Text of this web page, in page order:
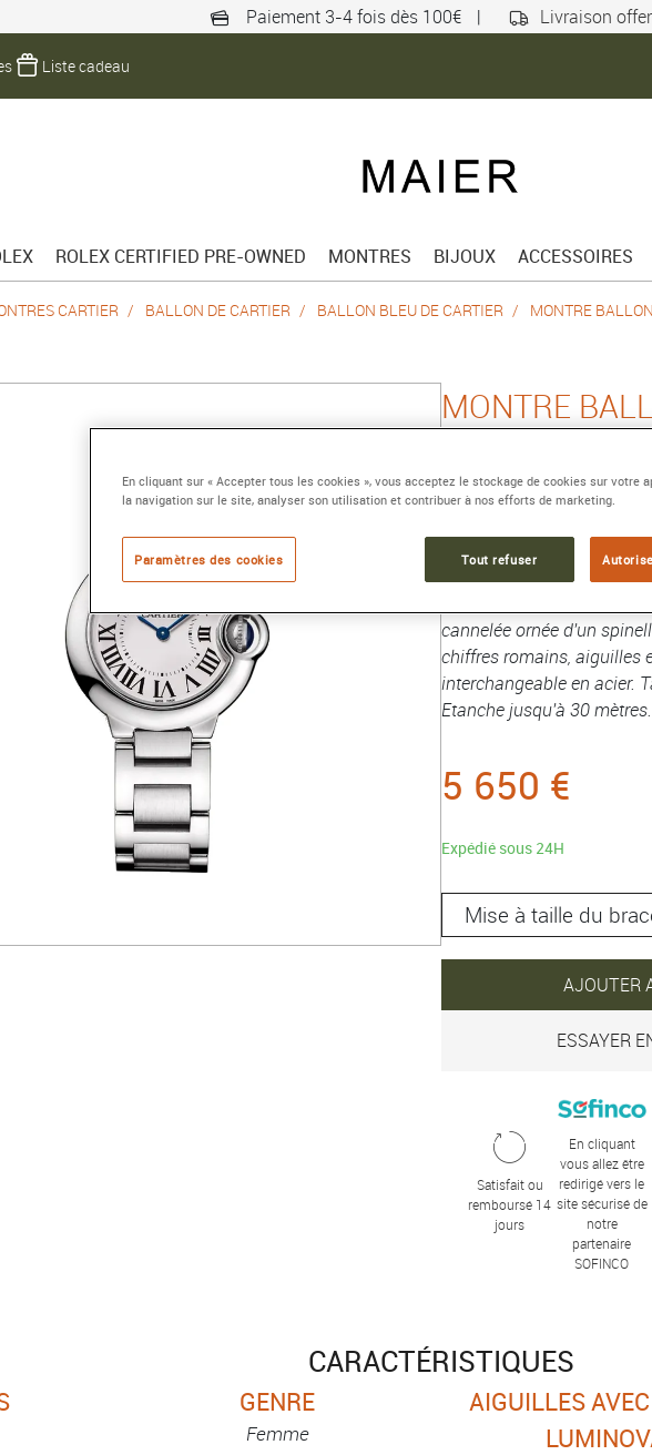
Paiement 3-4 fois dès 100€ | Livraison
Liste cadeau
ROLEX CERTIFIED PRE-OWNED MONTRES BIJOUX ACCESSOIRES
CARTIER BALLON DE CARTIER BALLON BLEU DE CARTIER MONTRE
MONTRE
Petit modèle,
Collection :Ballon Bleu de
Montre Ballon Bleu de
cannelée ornée d'un
chiffres romains, aiguilles
interchangeable en acier.
Etanche jusqu'à 30 mètres.
5 650 €
Expédié sous 24H
AJOUTER
ESSAYER
Satisfait ou
remboursé 14
jours
En cliquant
vous allez être
redirigé vers le
site sécurisé de
notre
partenaire
SOFINCO
CARACTÉRISTIQUES
GENRE
Femme
AIGUILLES
En cliquant sur « Accepter tous les cookies », vous acceptez le stockage de cookies sur votre
la navigation sur le site, analyser son utilisation et contribuer à nos efforts de marketing.
Paramètres des cookies Tout refuser